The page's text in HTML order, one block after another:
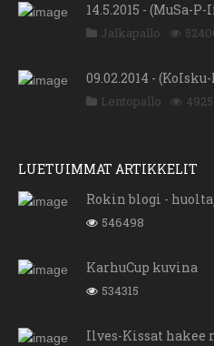
14.5.2015 - (MuSa-
Jalkapallo
09.02.2014 -
Lentopallo
LUETUIMMAT ARTIKKELIT
Rokin blogi -
546498
KarhuCup kuvina
534315
Ilves-Kissat hakee